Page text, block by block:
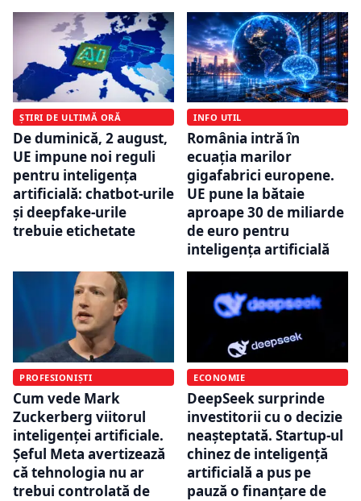
ȘTIRI DE ULTIMĂ ORĂ
De duminică, 2 august,
UE impune noi reguli
pentru inteligența
artificială: chatbot-urile
și deepfake-urile
trebuie etichetate
INFO UTIL
România intră în
ecuația marilor
gigafabrici europene.
UE pune la bătaie
aproape 30 de miliarde
de euro pentru
inteligența artificială
PROFESIONIȘTI
Cum vede Mark
Zuckerberg viitorul
inteligenței artificiale.
Șeful Meta avertizează
că tehnologia nu ar
trebui controlată de
ECONOMIE
DeepSeek surprinde
investitorii cu o decizie
neașteptată. Startup-ul
chinez de inteligență
artificială a pus pe
pauză o finanțare de